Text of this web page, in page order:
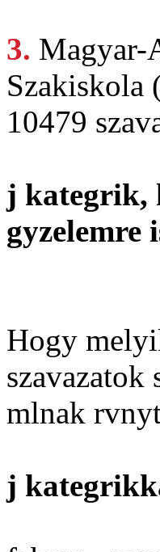
3.
Szakiskola
10479
j kategrik,
gyzelemre
Hogy
szavazatok
mlnak
j